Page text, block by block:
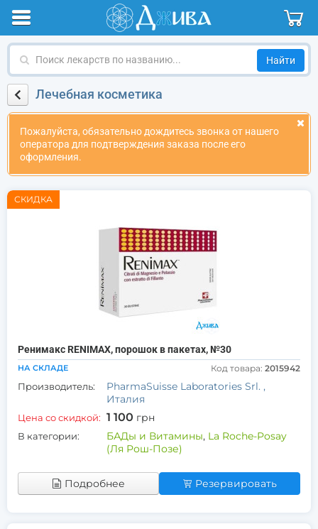
Поиск
по
названию
Лечебная косметика
Пожалуйста, обязательно дождитесь звонка от нашего
оператора для подтверждения заказа после его
оформления.
СКИДКА
Ренимакс RENIMAX, порошок в пакетах, №30
НА СКЛАДЕ Код товара: 2015942
Производитель:
PharmaSuisse Laboratories Srl. ,
Италия
Цена со скидкой: 1 100 грн
В категории: БАДы и Витамины, La Roche-Posay
(Ля Рош-Позе)
Подробнее Резервировать